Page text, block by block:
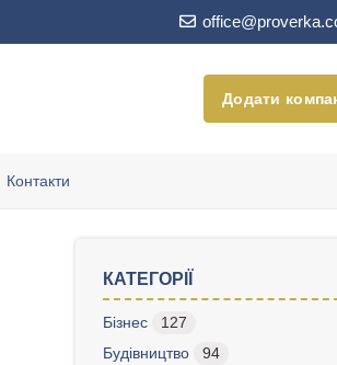
Додати
Контакти
КАТЕГОРІЇ
Бізнес
127
Будівництво
94